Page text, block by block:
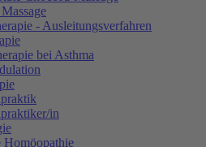
- Ausleitungsverfahren
bei Asthma
in
Homöopathie